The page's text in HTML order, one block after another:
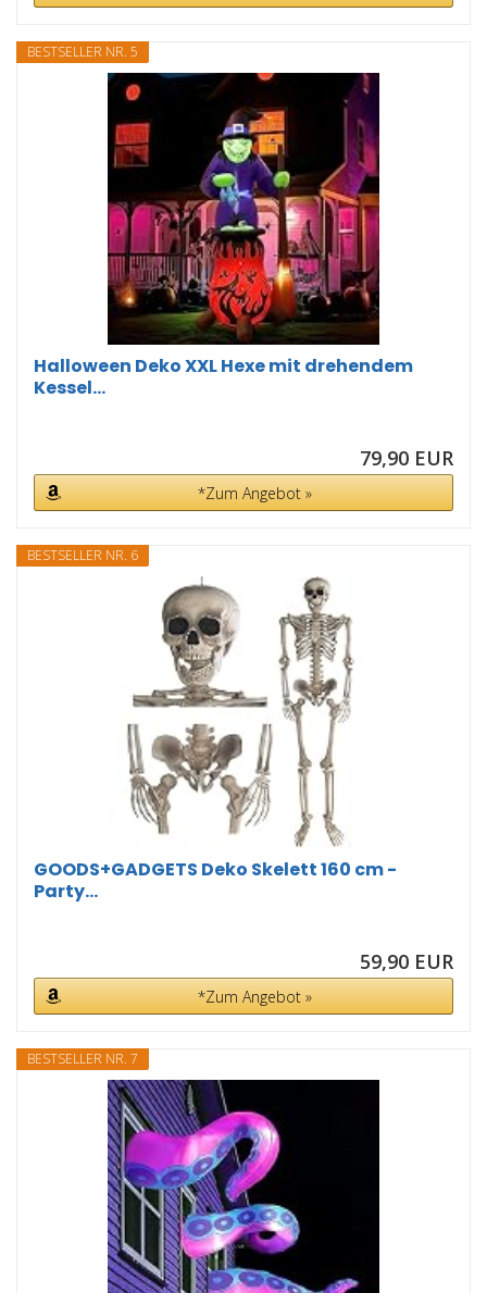
BESTSELLER NR. 5
Halloween Deko XXL Hexe mit drehendem
Kessel...
79,90 EUR
*Zum Angebot »
BESTSELLER NR. 6
GOODS+GADGETS Deko Skelett 160 cm -
Party...
59,90 EUR
*Zum Angebot »
BESTSELLER NR. 7